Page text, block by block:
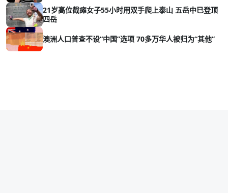
21岁高位截瘫女子55小时用双手爬上泰山 五岳中已登顶
四岳
澳洲人口普查不设“中国”选项 70多万华人被归为“其他”